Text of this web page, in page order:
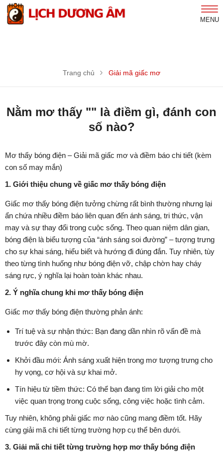
MENU
Trang chủ Giải mã giấc mơ
Nằm mơ thấy "" là điềm gì, đánh con
số nào?
Mơ thấy bóng điện – Giải mã giấc mơ và điềm báo chi tiết (kèm
con số may mắn)
1. Giới thiệu chung về giấc mơ thấy bóng điện
Giấc mơ thấy bóng điện tưởng chừng rất bình thường nhưng lại
ẩn chứa nhiều điềm báo liên quan đến ánh sáng, tri thức, vận
may và sự thay đổi trong cuộc sống. Theo quan niệm dân gian,
bóng điện là biểu tượng của “ánh sáng soi đường” – tượng trưng
cho sự khai sáng, hiểu biết và hướng đi đúng đắn. Tuy nhiên, tùy
theo từng tình huống như bóng điện vỡ, chập chờn hay cháy
sáng rực, ý nghĩa lại hoàn toàn khác nhau.
2. Ý nghĩa chung khi mơ thấy bóng điện
Giấc mơ thấy bóng điện thường phản ánh:
Trí tuệ và sự nhận thức: Bạn đang dần nhìn rõ vấn đề mà
trước đây còn mù mờ.
Khởi đầu mới: Ánh sáng xuất hiện trong mơ tượng trưng cho
hy vọng, cơ hội và sự khai mở.
Tín hiệu từ tiềm thức: Có thể bạn đang tìm lời giải cho một
việc quan trọng trong cuộc sống, công việc hoặc tình cảm.
Tuy nhiên, không phải giấc mơ nào cũng mang điềm tốt. Hãy
cùng giải mã chi tiết từng trường hợp cụ thể bên dưới.
3. Giải mã chi tiết từng trường hợp mơ thấy bóng điện